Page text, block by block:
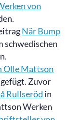
von
När Bump
schwedischen
Olle Mattson
Zuvor
Rullseröd in
Werken